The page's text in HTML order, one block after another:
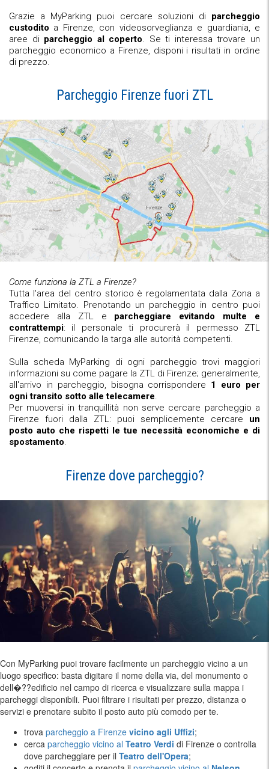
Grazie a MyParking puoi cercare soluzioni di parcheggio
custodito a Firenze, con videosorveglianza e guardiania, e
aree di parcheggio al coperto. Se ti interessa trovare un
parcheggio economico a Firenze, disponi i risultati in ordine
di prezzo.
Parcheggio Firenze fuori ZTL
Come funziona la ZTL a Firenze?
Tutta l'area del centro storico è regolamentata dalla Zona a
Traffico Limitato. Prenotando un parcheggio in centro puoi
accedere alla ZTL e parcheggiare evitando multe e
contrattempi: il personale ti procurerà il permesso ZTL
Firenze, comunicando la targa alle autorità competenti.
Sulla scheda MyParking di ogni parcheggio trovi maggiori
informazioni su come pagare la ZTL di Firenze; generalmente,
all'arrivo in parcheggio, bisogna corrispondere 1 euro per
ogni transito sotto alle telecamere.
Per muoversi in tranquillità non serve cercare parcheggio a
Firenze fuori dalla ZTL: puoi semplicemente cercare un
posto auto che rispetti le tue necessità economiche e di
spostamento.
Firenze dove parcheggio?
Con MyParking puoi trovare facilmente un parcheggio vicino a un
luogo specifico: basta digitare il nome della via, del monumento o
dell�??edificio nel campo di ricerca e visualizzare sulla mappa i
parcheggi disponibili. Puoi filtrare i risultati per prezzo, distanza o
servizi e prenotare subito il posto auto più comodo per te.
trova parcheggio a Firenze vicino agli Uffizi;
cerca parcheggio vicino al Teatro Verdi di Firenze o controlla
dove parcheggiare per il Teatro dell'Opera;